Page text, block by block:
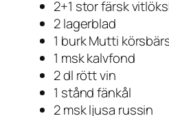
2+1 stor färsk
2 lagerblad
1 burk Mutti
1 msk kalvfond
2 dl rött vin
1 stånd fänkål
2 msk ljusa russin